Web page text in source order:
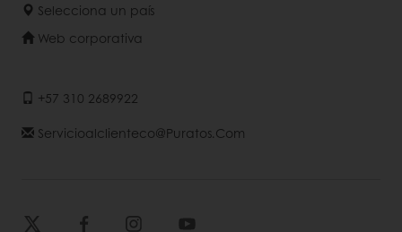
Selecciona un país
Web corporativa
+57 310 2689922
Servicioalclienteco@puratos.com